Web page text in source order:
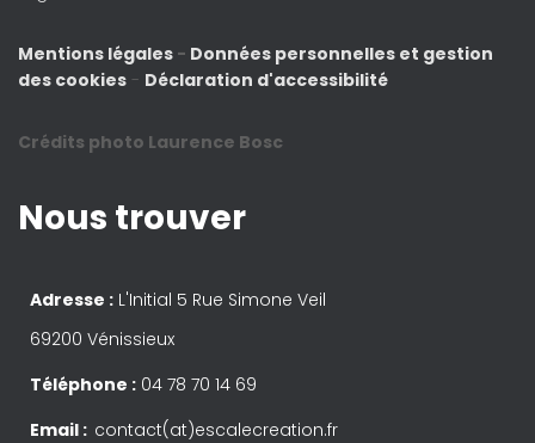
Mentions légales - Données personnelles et gestion
des cookies - Déclaration d'accessibilité
Crédits photo Laurence Bosc
Nous trouver
Adresse : L'Initial 5 Rue Simone Veil
69200 Vénissieux
Téléphone : 04 78 70 14 69
Email : contact(at)escalecreation.fr